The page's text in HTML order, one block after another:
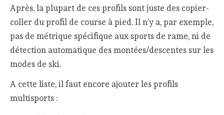
Après, la plupart de ces profils sont juste des copier-
coller du profil de course à pied. Il n’y a, par exemple,
pas de métrique spécifique aux sports de rame, ni de
détection automatique des montées/descentes sur les
modes de ski.
A cette liste, il faut encore ajouter les profils
multisports :